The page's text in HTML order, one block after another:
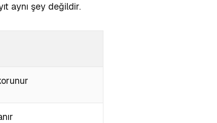
aynı şey değildir.